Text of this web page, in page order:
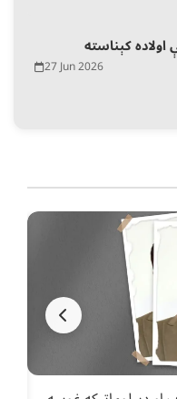
اولاده کېناسته
27 Jun 2026